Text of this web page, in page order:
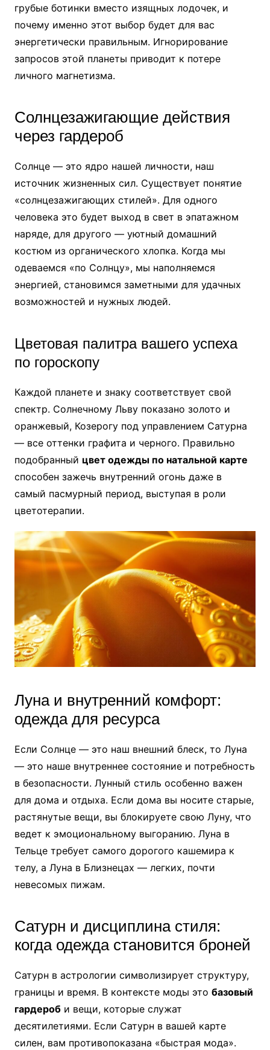
грубые ботинки вместо изящных лодочек, и
почему именно этот выбор будет для вас
энергетически правильным. Игнорирование
запросов этой планеты приводит к потере
личного магнетизма.
Солнцезажигающие действия
через гардероб
Солнце — это ядро нашей личности, наш
источник жизненных сил. Существует понятие
«солнцезажигающих стилей». Для одного
человека это будет выход в свет в эпатажном
наряде, для другого — уютный домашний
костюм из органического хлопка. Когда мы
одеваемся «по Солнцу», мы наполняемся
энергией, становимся заметными для удачных
возможностей и нужных людей.
Цветовая палитра вашего успеха
по гороскопу
Каждой планете и знаку соответствует свой
спектр. Солнечному Льву показано золото и
оранжевый, Козерогу под управлением Сатурна
— все оттенки графита и черного. Правильно
подобранный цвет одежды по натальной карте
способен зажечь внутренний огонь даже в
самый пасмурный период, выступая в роли
цветотерапии.
Луна и внутренний комфорт:
одежда для ресурса
Если Солнце — это наш внешний блеск, то Луна
— это наше внутреннее состояние и потребность
в безопасности. Лунный стиль особенно важен
для дома и отдыха. Если дома вы носите старые,
растянутые вещи, вы блокируете свою Луну, что
ведет к эмоциональному выгоранию. Луна в
Тельце требует самого дорогого кашемира к
телу, а Луна в Близнецах — легких, почти
невесомых пижам.
Сатурн и дисциплина стиля:
когда одежда становится броней
Сатурн в астрологии символизирует структуру,
границы и время. В контексте моды это базовый
гардероби вещи, которые служат
десятилетиями. Если Сатурн в вашей карте
силен, вам противопоказана «быстрая мода».